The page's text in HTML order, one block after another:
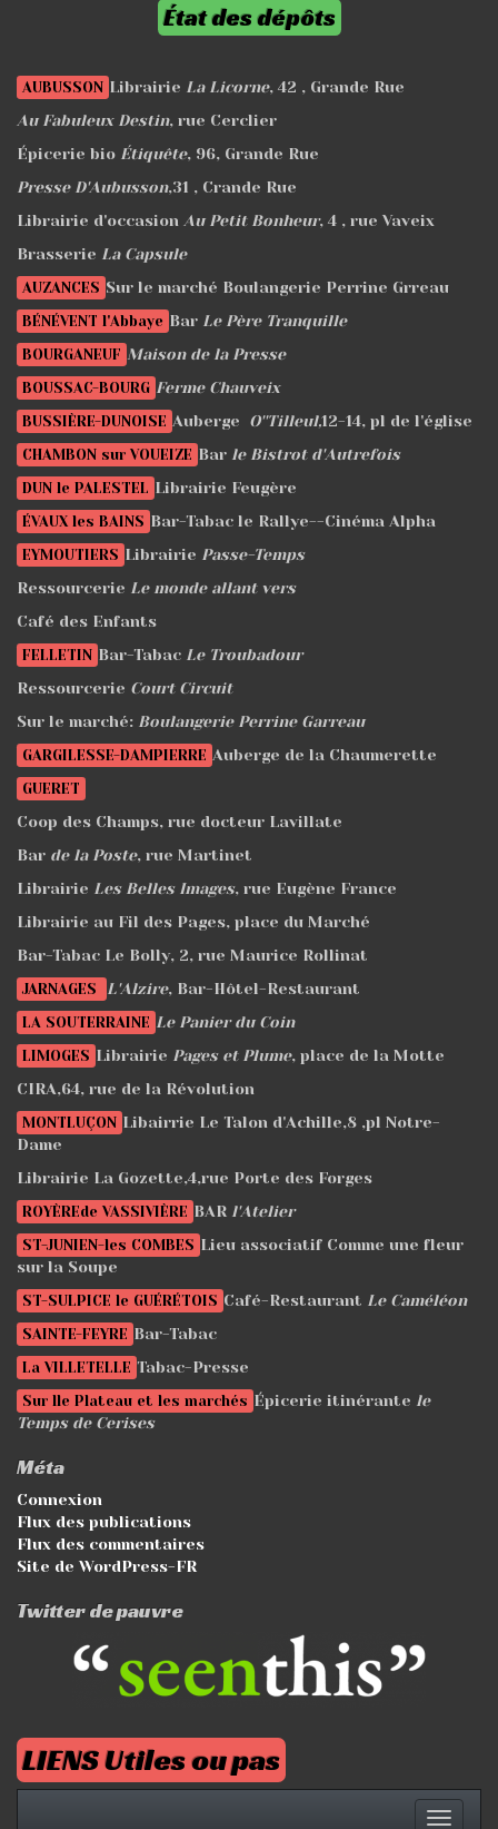
État des dépôts
AUBUSSON Librairie La Licorne, 42 , Grande Rue
Au Fabuleux Destin, rue Cerclier
Épicerie bio Étiquête, 96, Grande Rue
Presse D'Aubusson,31 , Crande Rue
Librairie d'occasion Au Petit Bonheur, 4 , rue Vaveix
Brasserie La Capsule
AUZANCES Sur le marché Boulangerie Perrine Grreau
BÉNÉVENT l'Abbaye Bar Le Père Tranquille
BOURGANEUF Maison de la Presse
BOUSSAC-BOURG Ferme Chauveix
BUSSIÈRE-DUNOISE Auberge O''Tilleul,12-14, pl de l'église
CHAMBON sur VOUEIZE Bar le Bistrot d'Autrefois
DUN le PALESTEL Librairie Feugère
ÉVAUX les BAINS Bar-Tabac le Rallye--Cinéma Alpha
EYMOUTIERS Librairie Passe-Temps
Ressourcerie Le monde allant vers
Café des Enfants
FELLETIN Bar-Tabac Le Troubadour
Ressourcerie Court Circuit
Sur le marché: Boulangerie Perrine Garreau
GARGILESSE-DAMPIERRE Auberge de la Chaumerette
GUERET
Coop des Champs, rue docteur Lavillate
Bar de la Poste, rue Martinet
Librairie Les Belles Images, rue Eugène France
Librairie au Fil des Pages, place du Marché
Bar-Tabac Le Bolly, 2, rue Maurice Rollinat
JARNAGES L'Alzire, Bar-Hôtel-Restaurant
LA SOUTERRAINE Le Panier du Coin
LIMOGES Librairie Pages et Plume, place de la Motte
CIRA,64, rue de la Révolution
MONTLUÇON Libairrie Le Talon d'Achille,8 ,pl Notre-
Dame
Librairie La Gozette,4,rue Porte des Forges
ROYÈREde VASSIVIÈRE BAR l'Atelier
ST-JUNIEN-les COMBES Lieu associatif Comme une fleur
sur la Soupe
ST-SULPICE le GUÉRÉTOIS Café-Restaurant Le Caméléon
SAINTE-FEYRE Bar-Tabac
La VILLETELLE Tabac-Presse
Sur lle Plateau et les marchés Épicerie itinérante le
Temps de Cerises
Méta
Connexion
Flux des publications
Flux des commentaires
Site de WordPress-FR
Twitter de pauvre
LIENS Utiles ou pas